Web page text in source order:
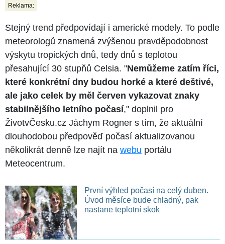
Reklama:
Stejný trend předpovídají i americké modely. To podle
meteorologů znamená zvýšenou pravděpodobnost
výskytu tropických dnů, tedy dnů s teplotou
přesahující 30 stupňů Celsia. "Nemůžeme zatím říci,
které konkrétní dny budou horké a které deštivé,
ale jako celek by měl červen vykazovat znaky
stabilnějšího letního počasí," doplnil pro
ŽivotvČesku.cz Jáchym Rogner s tím, že aktuální
dlouhodobou předpověď počasí aktualizovanou
několikrát denně lze najít na webu portálu
Meteocentrum.
První výhled počasí na celý duben.
Úvod měsíce bude chladný, pak
nastane teplotní skok